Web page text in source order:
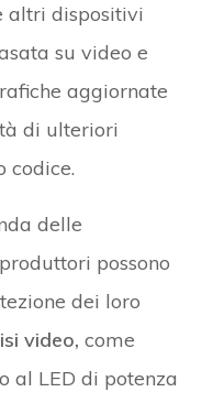
altri dispositivi
su video e
aggiornate
di ulteriori
codice.
delle
possono
dei loro
video, come
al LED di potenza